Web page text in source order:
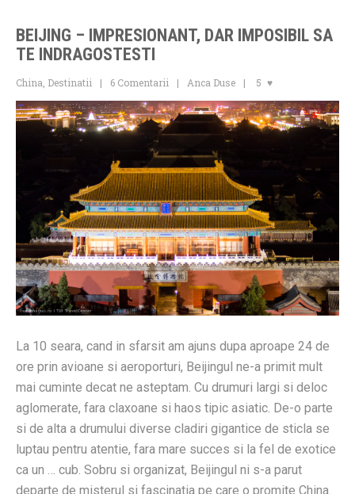
BEIJING – IMPRESIONANT, DAR IMPOSIBIL SA
TE INDRAGOSTESTI
China Destinatii 6 Comentarii Anca Duse 5
La 10 seara, cand in sfarsit am ajuns dupa aproape 24 de
ore prin avioane si aeroporturi, Beijingul ne-a primit mult
mai cuminte decat ne asteptam. Cu drumuri largi si deloc
aglomerate, fara claxoane si haos tipic asiatic. De-o parte
si de alta a drumului diverse cladiri gigantice de sticla se
luptau pentru atentie, fara mare succes si la fel de exotice
ca un … cub. Sobru si organizat, Beijingul ni s-a parut
departe de misterul si fascinatia pe care o promite China.